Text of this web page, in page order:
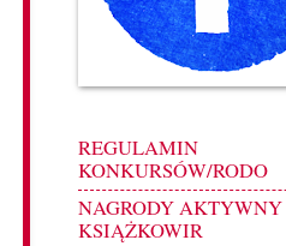
REGULAMIN
KONKURSÓW/RODO
NAGRODY AKTYWNY
KSIĄŻKOWIR